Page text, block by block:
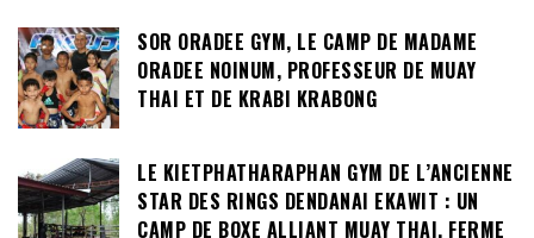
SOR ORADEE GYM, LE CAMP DE MADAME
ORADEE NOINUM, PROFESSEUR DE MUAY
THAI ET DE KRABI KRABONG
LE KIETPHATHARAPHAN GYM DE L’ANCIENNE
STAR DES RINGS DENDANAI EKAWIT : UN
CAMP DE BOXE ALLIANT MUAY THAI, FERME